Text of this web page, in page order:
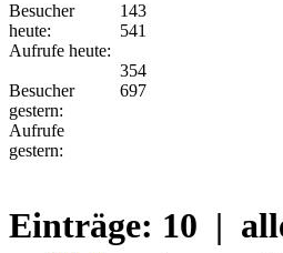
Besucher
heute:
Aufrufe heute:
Besucher
gestern:
Aufrufe
gestern:
143
541
354
697
Einträge: 10 |